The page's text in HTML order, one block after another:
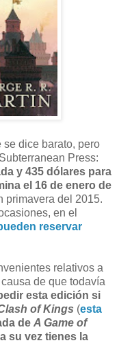
dice barato, pero
Press:
y 435 dólares para
el 16 de enero de
primavera del 2015.
en el
reservar
relativos a
de que todavía
esta edición si
of Kings (esta
de A Game of
su vez tienes la